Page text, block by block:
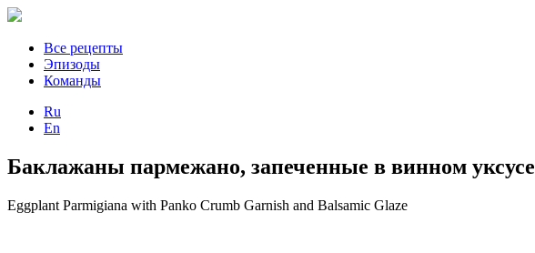
Все рецепты
Эпизоды
Команды
Ru
En
Баклажаны пармежано, запеченные в винном уксусе
Eggplant Parmigiana with Panko Crumb Garnish and Balsamic Glaze